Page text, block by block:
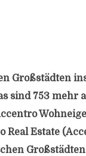
Großstädten
sind 753 mehr
Estate